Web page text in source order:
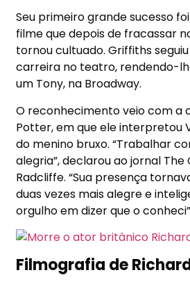
Seu primeiro grande sucesso
filme que depois de fracassar
tornou cultuado. Griffiths
carreira no teatro, rendendo-
um Tony, na Broadway.
O reconhecimento veio com a
Potter, em que ele interpretou
do menino bruxo. “Trabalhar
alegria”, declarou ao jornal The
Radcliffe. “Sua presença
duas vezes mais alegre e
orgulho em dizer que o
Filmografia de